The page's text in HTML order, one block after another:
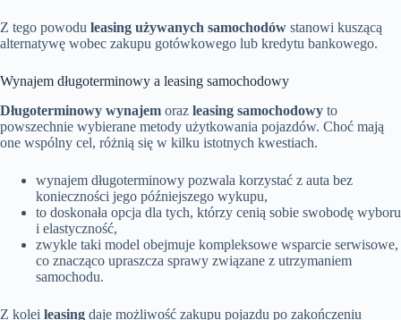
Z tego powodu leasing używanych samochodów stanowi kuszącą
alternatywę wobec zakupu gotówkowego lub kredytu bankowego.
Wynajem długoterminowy a leasing samochodowy
Długoterminowy wynajem oraz leasing samochodowy to
powszechnie wybierane metody użytkowania pojazdów. Choć mają
one wspólny cel, różnią się w kilku istotnych kwestiach.
wynajem długoterminowy pozwala korzystać z auta bez
konieczności jego późniejszego wykupu,
to doskonała opcja dla tych, którzy cenią sobie swobodę wyboru
i elastyczność,
zwykle taki model obejmuje kompleksowe wsparcie serwisowe,
co znacząco upraszcza sprawy związane z utrzymaniem
samochodu.
Z kolei leasing daje możliwość zakupu pojazdu po zakończeniu